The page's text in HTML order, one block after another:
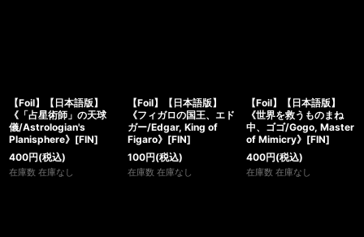
【Foil】【日本語版】
《「占星術師」の天球
儀/Astrologian's
Planisphere》[FIN]
400円(税込)
在庫数 在庫なし
【Foil】【日本語版】
《フィガロの国王、エド
ガー/Edgar, King of
Figaro》[FIN]
100円(税込)
在庫数 在庫なし
【Foil】【日本語版】
《世界を救うものまね
中、ゴゴ/Gogo, Master
of Mimicry》[FIN]
400円(税込)
在庫数 在庫なし